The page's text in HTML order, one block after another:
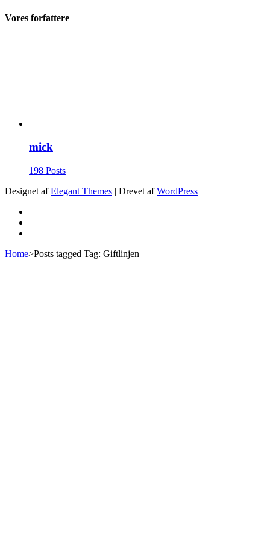
Vores forfattere
mick
198 Posts
Designet afElegant Themes | Drevet afWordPress
Home>Posts tagged Tag: Giftlinjen